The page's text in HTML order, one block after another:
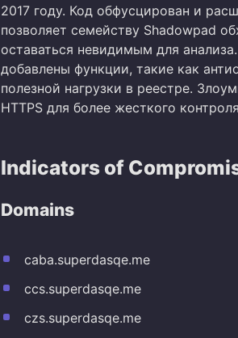
2017 году. Код обфусцирован и
позволяет семейству Shadowpad
оставаться невидимым для
добавлены функции, такие как
полезной нагрузки в реестре.
HTTPS для более жесткого
Indicators of
Domains
caba.superdasqe.me
ccs.superdasqe.me
czs.superdasqe.me